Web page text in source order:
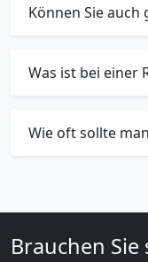
Können Sie
Was ist bei einer
Wie oft sollte
Brauchen Sie